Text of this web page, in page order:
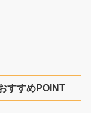
すすめPOINT